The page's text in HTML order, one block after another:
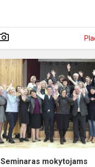
Seminaras mokytojams